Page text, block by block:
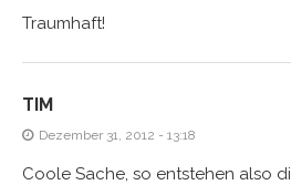
Traumhaft!
TIM
Dezember 31, 2012 - 13:18
Coole Sache, so entstehen also